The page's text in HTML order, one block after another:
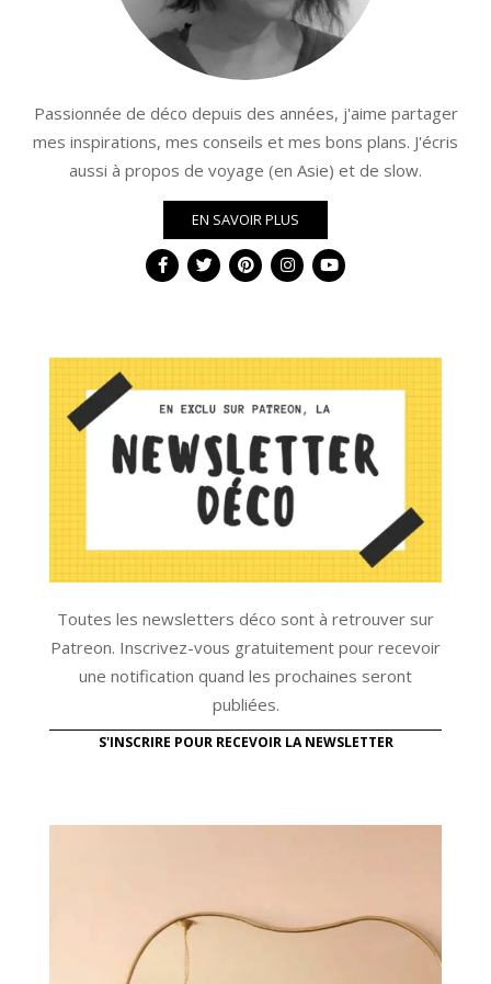
Passionnée de déco depuis des années, j'aime partager
mes inspirations, mes conseils et mes bons plans. J'écris
aussi à propos de voyage (en Asie) et de slow.
EN SAVOIR PLUS
Toutes les newsletters déco sont à retrouver sur
Patreon. Inscrivez-vous gratuitement pour recevoir
une notification quand les prochaines seront
publiées.
S'INSCRIRE POUR RECEVOIR LA NEWSLETTER